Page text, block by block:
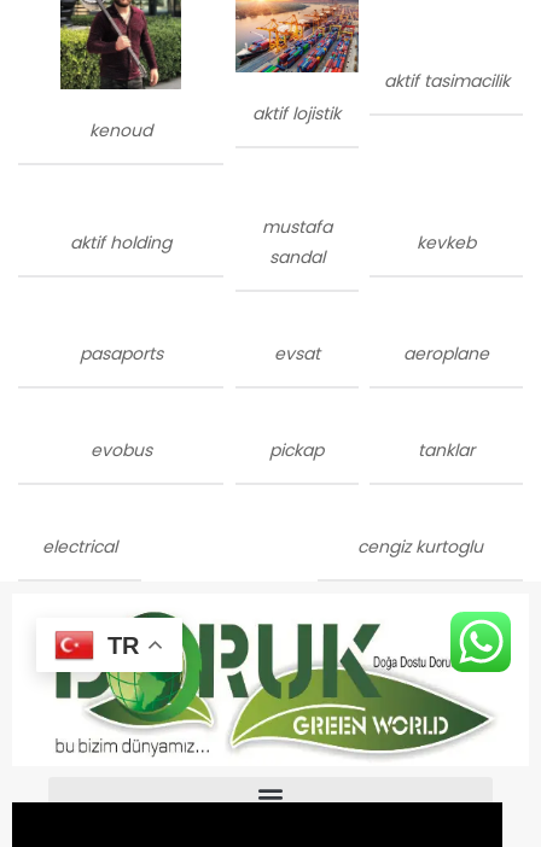
kenoud
aktif lojistik
aktif tasimacilik
aktif holding
mustafa
sandal
kevkeb
pasaports evsat aeroplane
evobus pickap tanklar
electrical cengiz kurtoglu